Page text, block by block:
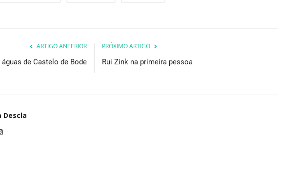
ARTIGO ANTERIOR
de Castelo de Bode
PRÓXIMO ARTIGO
Rui Zink na primeira pessoa
Descla